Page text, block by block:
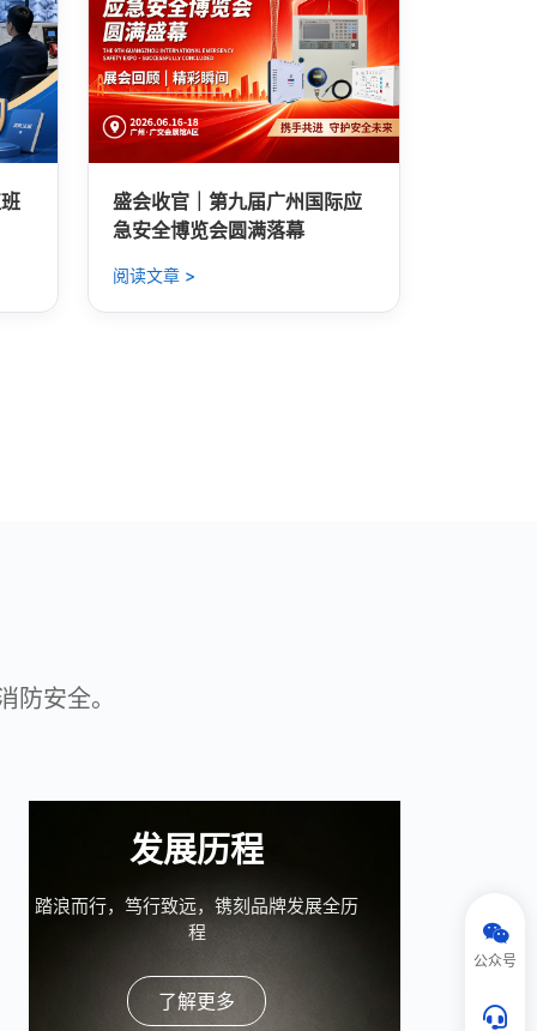
盛会收官｜第九届广州国际应
急安全博览会圆满落幕
阅读文章 >
安全。
发展历程
踏浪而行，笃行致远，镌刻品牌发展全历
程
了解更多
公众号